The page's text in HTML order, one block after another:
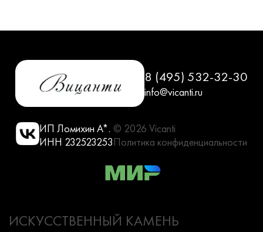
8 (495) 532-32-30
info@vicanti.ru
ИП Ломихин А*.
ИНН 232523253
© 2026 Vicanti
Политика конфиденциальности
ИСКУССТВЕННЫЙ КАМЕНЬ